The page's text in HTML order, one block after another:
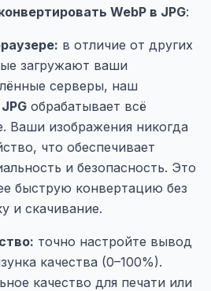
WebP в JPG:
в отличие от других
загружают ваши
серверы, наш
обрабатывает всё
Ваши изображения никогда
что обеспечивает
и безопасность. Это
быструю конвертацию без
и скачивание.
точно настройте вывод
качества (0–100%).
качество для печати или